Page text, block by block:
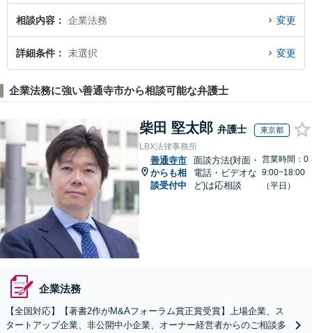
法律相談できる善通寺市内の弁護士に相談予約したい』などでお困りの相談者
さんにおすすめです。
相談内容 企業法務 変更
詳細条件 未選択 変更
企業法務に強い善通寺市から相談可能な弁護士
柴田 堅太郎 弁護士 東京都
LBX法律事務所
善通寺市
からも相
談受付中
面談方法(対面・
電話・ビデオな
ど)は応相談
営業時間：0
9:00~18:00
（平日）
企業法務
【全国対応】【著書2作がM&Aフォーラム賞正賞受賞】上場企業、ス
タートアップ企業、非公開中小企業、オーナー経営者からのご相談多